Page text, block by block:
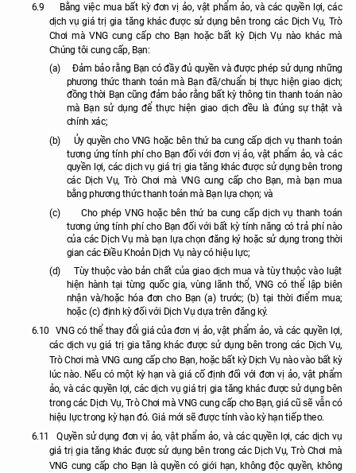
6.9
Bằng việc mua bất kỳ đơn vị ảo, vật phẩm ảo, và các quyền lợi, các
dịch vụ giá trị gia tăng khác được sử dụng bên trong các Dịch Vụ, Trò
Chơi mà VNG cung cấp cho Bạn hoặc bất kỳ Dịch Vụ nào khác mà
Chúng tôi cung cấp, Bạn:
(a)
Đảm bảo rằng Bạn có đầy đủ quyền và được phép sử dụng những
phương thức thanh toán mà Bạn đã/chuẩn bị thực hiện giao dịch;
đồng thời Bạn cũng đảm bảo rằng bất kỳ thông tin thanh toán nào
mà Bạn sử dụng để thực hiện giao dịch đều là đúng sự thật và
chính xác;
(b)
Ủy quyền cho VNG hoặc bên thứ ba cung cấp dịch vụ thanh toán
tương ứng tính phí cho Bạn đối với đơn vị ảo, vật phẩm ảo, và các
quyền lợi, các dịch vụ giá trị gia tăng khác được sử dụng bên trong
các Dịch Vụ, Trò Chơi mà VNG cung cấp cho Bạn, mà bạn mua
bằng phương thức thanh toán mà Bạn lựa chọn; và
(c)
Cho phép VNG hoặc bên thứ ba cung cấp dịch vụ thanh toán
tương ứng tính phí cho Bạn đối với bất kỳ tính năng có trả phí nào
của các Dịch Vụ mà bạn lựa chọn đăng ký hoặc sử dụng trong thời
gian các Điều Khoản Dịch Vụ này có hiệu lực;
(d)
Tùy thuộc vào bản chất của giao dịch mua và tùy thuộc vào luật
hiện hành tại từng quốc gia, vùng lãnh thổ, VNG có thể lập biên
nhận và/hoặc hóa đơn cho Bạn (a) trước; (b) tại thời điểm mua;
hoặc (c) định kỳ đối với Dịch Vụ dựa trên đăng ký.
6.10
VNG có thể thay đổi giá của đơn vị ảo, vật phẩm ảo, và các quyền lợi,
các dịch vụ giá trị gia tăng khác được sử dụng bên trong các Dịch Vụ,
Trò Chơi mà VNG cung cấp cho Bạn, hoặc bất kỳ Dịch Vụ nào vào bất kỳ
lúc nào. Nếu có một kỳ hạn và giá cố định đối với đơn vị ảo, vật phẩm
ảo, và các quyền lợi, các dịch vụ giá trị gia tăng khác được sử dụng bên
trong các Dịch Vụ, Trò Chơi mà VNG cung cấp cho Bạn, giá cũ sẽ vẫn có
hiệu lực trong kỳ hạn đó. Giá mới sẽ được tính vào kỳ hạn tiếp theo.
6.11
Quyền sử dụng đơn vị ảo, vật phẩm ảo, và các quyền lợi, các dịch vụ
giá trị gia tăng khác được sử dụng bên trong các Dịch Vụ, Trò Chơi mà
VNG cung cấp cho Bạn là quyền có giới hạn, không độc quyền, không